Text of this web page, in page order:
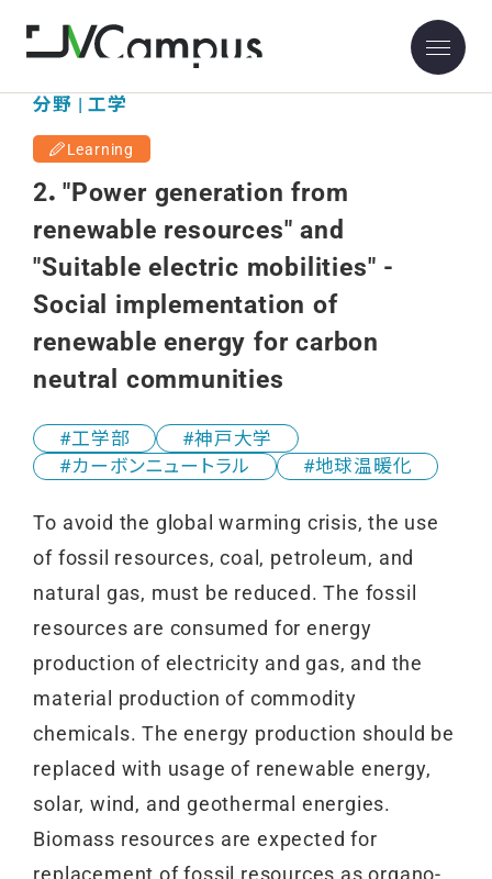
神戸大学大学院工学研究科・工学部
分野 | 工学
Learning
2．"Power generation from
renewable resources" and
"Suitable electric mobilities" -
Social implementation of
renewable energy for carbon
neutral communities
工学部
神戸大学
カーボンニュートラル
地球温暖化
To avoid the global warming crisis, the use
of fossil resources, coal, petroleum, and
natural gas, must be reduced. The fossil
resources are consumed for energy
production of electricity and gas, and the
material production of commodity
chemicals. The energy production should be
replaced with usage of renewable energy,
solar, wind, and geothermal energies.
Biomass resources are expected for
replacement of fossil resources as organo-